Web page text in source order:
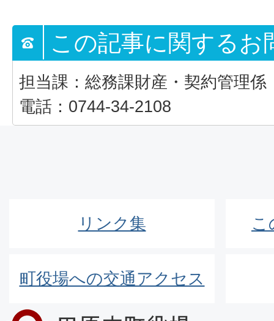
この記事に関するお
担当課：総務課財産・契約管理係
電話：0744-34-2108
リンク集 こ
町役場への交通アクセス